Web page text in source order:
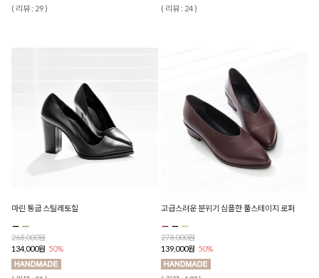
( 리뷰 : 29 ) ( 리뷰 : 24 )
마린 통굽 스틸레토힐
268,000원
134,000원 50%
고급스러운 분위기 심플한 풀스테이지 로퍼
278,000원
139,000원 50%